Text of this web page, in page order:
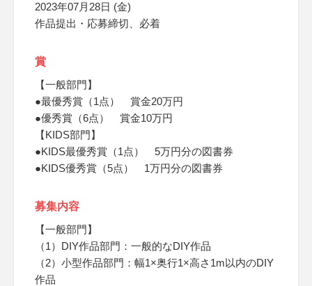
2023年07月28日 (金)
作品提出・応募締切、必着
賞
【一般部門】
●最優秀賞（1点） 賞金20万円
●優秀賞（6点） 賞金10万円
【KIDS部門】
●KIDS最優秀賞（1点） 5万円分の図書券
●KIDS優秀賞（5点） 1万円分の図書券
募集内容
【一般部門】
（1）DIY作品部門：一般的なDIY作品
（2）小型作品部門：幅1×奥行1×高さ1m以内のDIY
作品